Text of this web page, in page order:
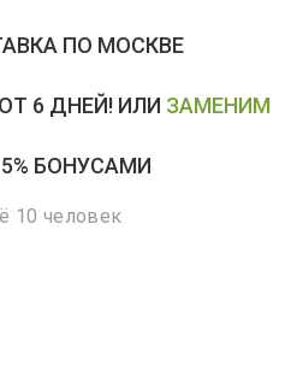
ПО МОСКВЕ
6 ДНЕЙ! ИЛИ ЗАМЕНИМ
БОНУСАМИ
10 человек